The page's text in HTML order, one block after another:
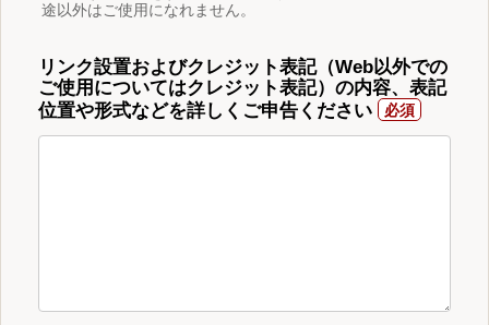
途以外はご使用になれません。
リンク設置およびクレジット表記（Web以外での
ご使用についてはクレジット表記）の内容、表記
位置や形式などを詳しくご申告ください